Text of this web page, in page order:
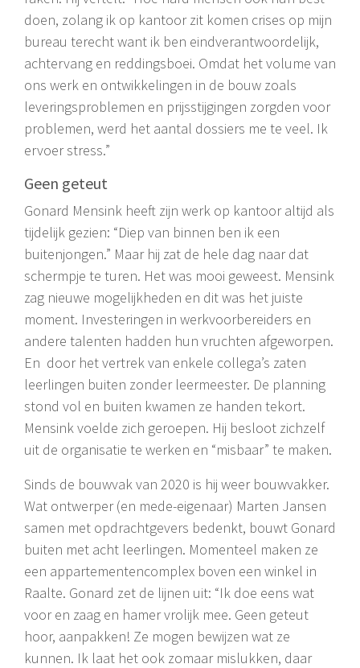
doen, zolang ik op kantoor zit komen crises op mijn
bureau terecht want ik ben eindverantwoordelijk,
achtervang en reddingsboei. Omdat het volume van
ons werk en ontwikkelingen in de bouw zoals
leveringsproblemen en prijsstijgingen zorgden voor
problemen, werd het aantal dossiers me te veel. Ik
ervoer stress.”
Geen geteut
Gonard Mensink heeft zijn werk op kantoor altijd als
tijdelijk gezien: “Diep van binnen ben ik een
buitenjongen.” Maar hij zat de hele dag naar dat
schermpje te turen. Het was mooi geweest. Mensink
zag nieuwe mogelijkheden en dit was het juiste
moment. Investeringen in werkvoorbereiders en
andere talenten hadden hun vruchten afgeworpen.
En door het vertrek van enkele collega’s zaten
leerlingen buiten zonder leermeester. De planning
stond vol en buiten kwamen ze handen tekort.
Mensink voelde zich geroepen. Hij besloot zichzelf
uit de organisatie te werken en “misbaar” te maken.
Sinds de bouwvak van 2020 is hij weer bouwvakker.
Wat ontwerper (en mede-eigenaar) Marten Jansen
samen met opdrachtgevers bedenkt, bouwt Gonard
buiten met acht leerlingen. Momenteel maken ze
een appartementencomplex boven een winkel in
Raalte. Gonard zet de lijnen uit: “Ik doe eens wat
voor en zaag en hamer vrolijk mee. Geen geteut
hoor, aanpakken! Ze mogen bewijzen wat ze
kunnen. Ik laat het ook zomaar mislukken, daar